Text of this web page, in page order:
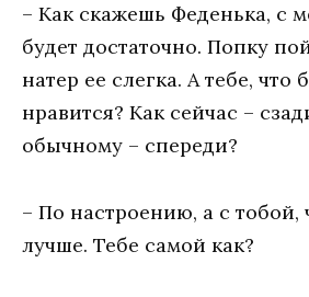
– Как скажешь Феденька, с
будет достаточно. Попку
натер ее слегка. А тебе, что
нравится? Как сейчас –
обычному – спереди?
– По настроению, а с тобой,
лучше. Тебе самой как?